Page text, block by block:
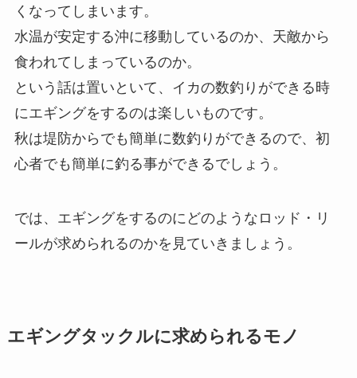
くなってしまいます。
水温が安定する沖に移動しているのか、天敵から
食われてしまっているのか。
という話は置いといて、イカの数釣りができる時
にエギングをするのは楽しいものです。
秋は堤防からでも簡単に数釣りができるので、初
心者でも簡単に釣る事ができるでしょう。
では、エギングをするのにどのようなロッド・リ
ールが求められるのかを見ていきましょう。
エギングタックルに求められるモノ